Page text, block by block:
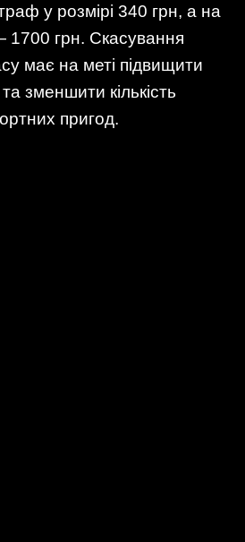
у розмірі 340 грн, а на
1700 грн. Скасування
має на меті підвищити
зменшити кількість
пригод.